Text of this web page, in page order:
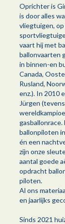
Oprichter is
is door alles
vliegtuigen,
vaart hij met
ballonvaarten
in binnen-en
Canada,
Rusland,
enz.). In 2010
Jürgen
gasballonrace.
ballonpiloten
én een
zijn onze
aantal goede
opdracht
piloten.
Al ons
en jaarlijks
Sinds 2021